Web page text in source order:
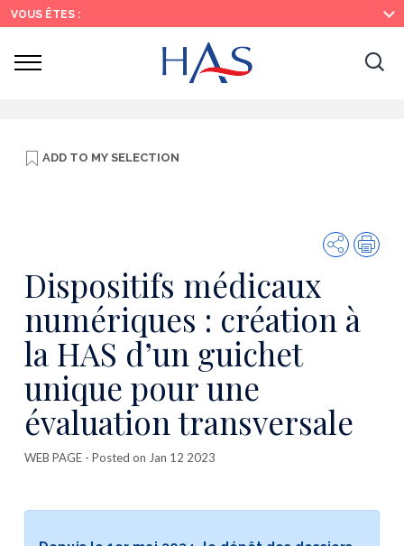
Search
Main
Menu
Main
Content
VOUS ÊTES :
Ouvrir
ADD TO MY SELECTION
Share
Dispositifs médicaux
numériques : création à
la HAS d’un guichet
unique pour une
évaluation transversale
WEB PAGE - Posted on Jan 12 2023